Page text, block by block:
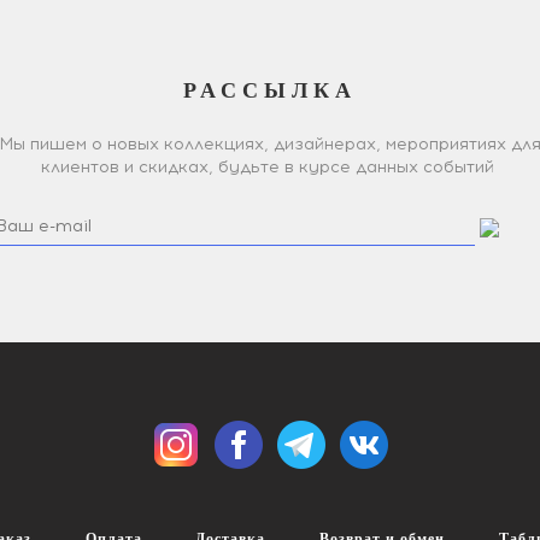
РАССЫЛКА
Мы пишем о новых коллекциях, дизайнерах, мероприятиях для
клиентов и скидках, будьте в курсе данных событий